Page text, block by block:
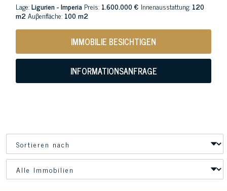
Lage:Ligurien - Imperia Preis: 1.600.000 € Innenausstattung: 120
m2Auβenfläche: 100 m2
IMMOBILIE BESICHTIGEN
INFORMATIONSANFRAGE